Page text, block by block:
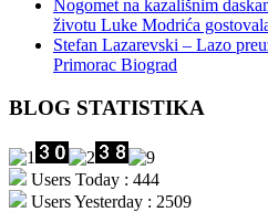
Nogomet na kazališnim
životu Luke Modrića
Stefan Lazarevski – Lazo
Primorac Biograd
BLOG STATISTIKA
Users Today : 444
Users Yesterday : 2509